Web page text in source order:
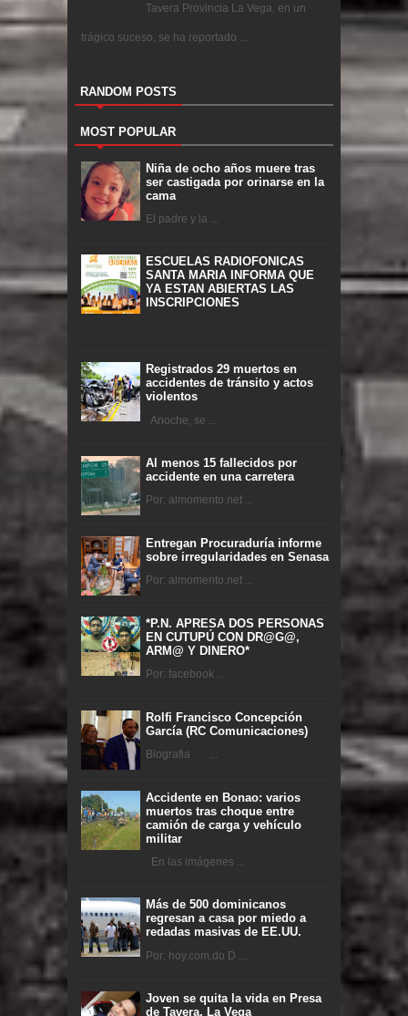
Tavera Provincia La Vega, en un
trágico suceso, se ha reportado ...
RANDOM POSTS
MOST POPULAR
Niña de ocho años muere tras
ser castigada por orinarse en la
cama
El padre y la ...
ESCUELAS RADIOFONICAS
SANTA MARIA INFORMA QUE
YA ESTAN ABIERTAS LAS
INSCRIPCIONES
Registrados 29 muertos en
accidentes de tránsito y actos
violentos
Anoche, se ...
Al menos 15 fallecidos por
accidente en una carretera
Por: almomento.net ...
Entregan Procuraduría informe
sobre irregularidades en Senasa
Por: almomento.net ...
*P.N. APRESA DOS PERSONAS
EN CUTUPÚ CON DR@G@,
ARM@ Y DINERO*
Por: facebook ...
Rolfi Francisco Concepción
García (RC Comunicaciones)
Biografia ...
Accidente en Bonao: varios
muertos tras choque entre
camión de carga y vehículo
militar
En las imágenes ...
Más de 500 dominicanos
regresan a casa por miedo a
redadas masivas de EE.UU.
Por: hoy.com.do D ...
Joven se quita la vida en Presa
de Tavera, La Vega